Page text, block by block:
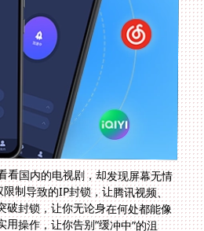
看国内的电视剧，却发现屏幕无情
制导致的IP封锁，让腾讯视频、
破封锁，让你无论身在何处都能像
用操作，让你告别“缓冲中”的沮